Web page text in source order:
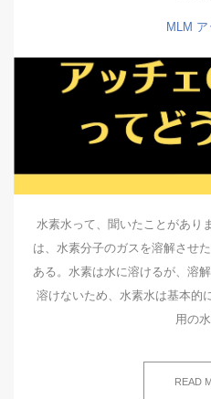
MLM ア
水素水って、聞いたことがあり
は、水素分子のガスを溶解させ
ある。水素は水に溶けるが、溶
溶けないため、水素水は基本的
用の
READ